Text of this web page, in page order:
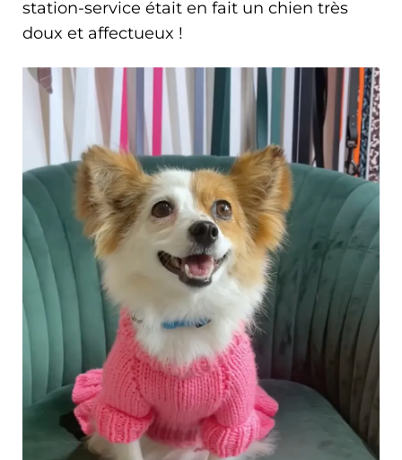
station-service était en fait un chien très
doux et affectueux !